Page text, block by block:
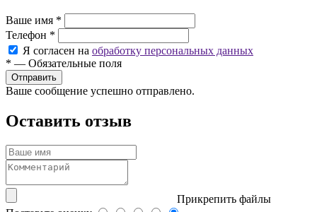
Ваше имя *
Телефон *
Я согласен на обработку персональных данных
* — Обязательные поля
Ваше сообщение успешно отправлено.
Оставить отзыв
Прикрепить файлы